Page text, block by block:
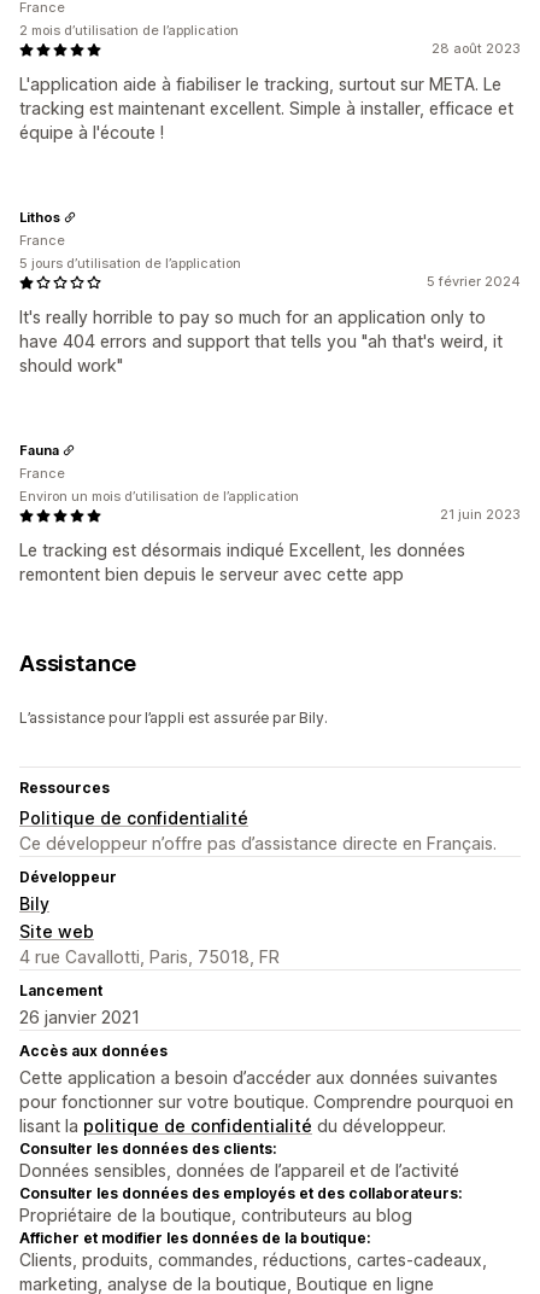
28 août 2023
L'application aide à fiabiliser le tracking, surtout sur META. Le
tracking est maintenant excellent. Simple à installer, efficace et
équipe à l'écoute !
France
2 mois d’utilisation de l’application
5 février 2024
It's really horrible to pay so much for an application only to
have 404 errors and support that tells you "ah that's weird, it
should work"
Lithos
France
5 jours d’utilisation de l’application
21 juin 2023
Le tracking est désormais indiqué Excellent, les données
remontent bien depuis le serveur avec cette app
Fauna
France
Environ un mois d’utilisation de l’application
Assistance
L’assistance pour l’appli est assurée par Bily.
Ressources
Politique de confidentialité
Ce développeur n’offre pas d’assistance directe en Français.
Développeur
Bily
Site web
4 rue Cavallotti, Paris, 75018, FR
Lancement
26 janvier 2021
Accès aux données
Cette application a besoin d’accéder aux données suivantes
pour fonctionner sur votre boutique. Comprendre pourquoi en
lisant la politique de confidentialité du développeur.
Consulter les données des clients:
Données sensibles, données de l’appareil et de l’activité
Consulter les données des employés et des collaborateurs:
Propriétaire de la boutique, contributeurs au blog
Afficher et modifier les données de la boutique:
Clients, produits, commandes, réductions, cartes-cadeaux,
marketing, analyse de la boutique, Boutique en ligne